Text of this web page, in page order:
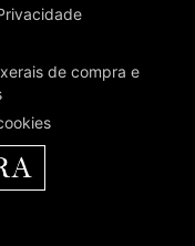
de compra e